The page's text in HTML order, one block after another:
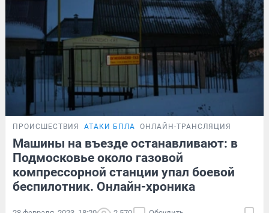
ПРОИСШЕСТВИЯ АТАКИ БПЛА ОНЛАЙН-ТРАНСЛЯЦИЯ
Машины на въезде останавливают: в
Подмосковье около газовой
компрессорной станции упал боевой
беспилотник. Онлайн-хроника